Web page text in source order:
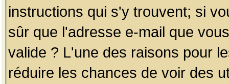
instructions qui s'y trouvent; si
sûr que l'adresse e-mail que
valide ? L'une des raisons pour
réduire les chances de voir des